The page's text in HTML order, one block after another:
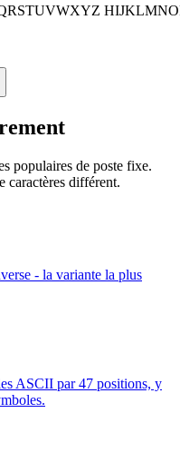
populaires de poste fixe.
caractères différent.
- la variante la plus
ASCII par 47 positions, y